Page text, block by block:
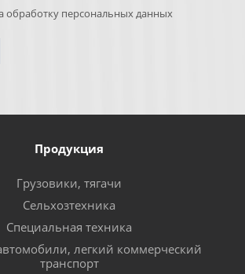
обработку персональных данных
Продукция
Грузовики, тягачи
Сельхозтехника
Специальная техника
легкий коммерческий
транспорт